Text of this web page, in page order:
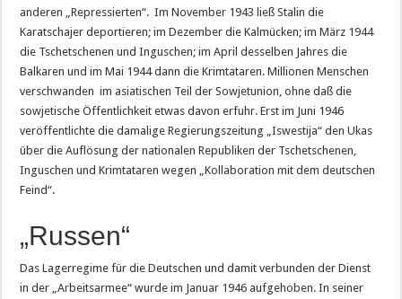
anderen „Repressierten“. Im November 1943 ließ Stalin die
Karatschajer deportieren; im Dezember die Kalmücken; im März 1944
die Tschetschenen und Inguschen; im April desselben Jahres die
Balkaren und im Mai 1944 dann die Krimtataren. Millionen Menschen
verschwanden im asiatischen Teil der Sowjetunion, ohne daß die
sowjetische Öffentlichkeit etwas davon erfuhr. Erst im Juni 1946
veröffentlichte die damalige Regierungszeitung „Iswestija“ den Ukas
über die Auflösung der nationalen Republiken der Tschetschenen,
Inguschen und Krimtataren wegen „Kollaboration mit dem deutschen
Feind“.
„Russen“
Das Lagerregime für die Deutschen und damit verbunden der Dienst
in der „Arbeitsarmee“ wurde im Januar 1946 aufgehoben. In seiner